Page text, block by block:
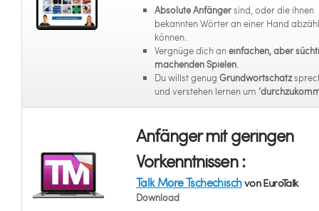
Absolute Anfängersind, oder die ihnen
bekannten Wörter an einer Hand
können.
Vergnüge dich aneinfachen, aber
machenden Spielen.
Du willst genug Grundwortschatz
und verstehen lernen um
Anfänger mit geringen
Vorkenntnissen :
Talk More Tschechischvon EuroTalk
Download